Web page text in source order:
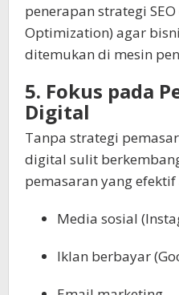
penerapan strategi SEO
Optimization) agar
ditemukan di mesin
5. Fokus pada
Digital
Tanpa strategi
digital sulit
pemasaran yang
Media sosial
Iklan berbayar